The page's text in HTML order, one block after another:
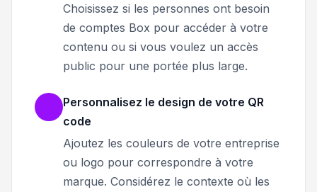
Choisissez si les personnes ont besoin
de comptes Box pour accéder à votre
contenu ou si vous voulez un accès
public pour une portée plus large.
Personnalisez le design de votre QR
code
Ajoutez les couleurs de votre entreprise
ou logo pour correspondre à votre
marque. Considérez le contexte où les